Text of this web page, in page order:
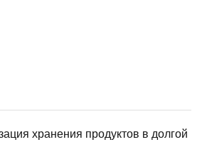
хранения продуктов в долгой